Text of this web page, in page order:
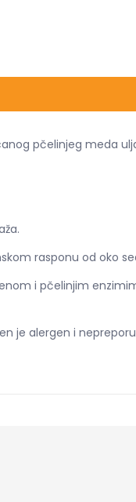
pčelinjeg meda
rasponu od oko
i pčelinjim
je alergen i